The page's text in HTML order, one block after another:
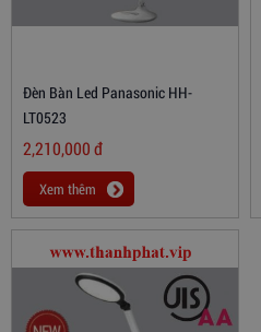
Đèn Bàn Led Panasonic HH-
LT0523
2,210,000đ
Xem thêm